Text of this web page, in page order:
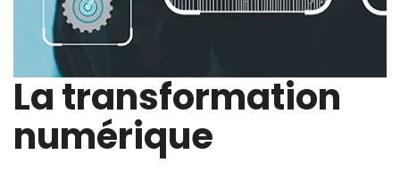
La transformation
numérique